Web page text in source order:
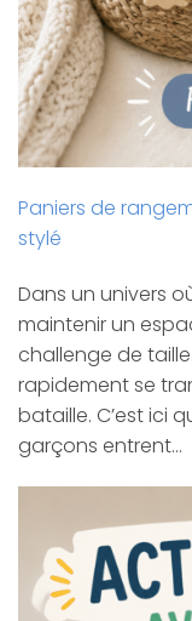
Paniers de
stylé
Dans un univers
maintenir un
challenge de
rapidement se
bataille. C’est ici
garçons entrent…